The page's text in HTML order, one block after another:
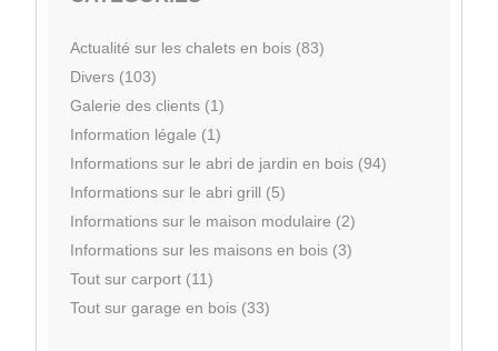
Actualité sur les chalets en bois (83)
Divers (103)
Galerie des clients (1)
Information légale (1)
Informations sur le abri de jardin en bois (94)
Informations sur le abri grill (5)
Informations sur le maison modulaire (2)
Informations sur les maisons en bois (3)
Tout sur carport (11)
Tout sur garage en bois (33)